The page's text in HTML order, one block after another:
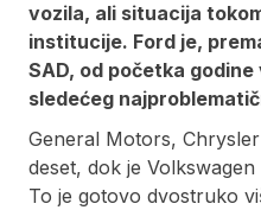
vozila, ali situacija
institucije. Ford je,
SAD, od početka
sledećeg
General Motors,
deset, dok je
To je gotovo dvostruko